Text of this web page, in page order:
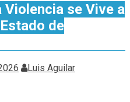
se Vive a
de
Luis Aguilar